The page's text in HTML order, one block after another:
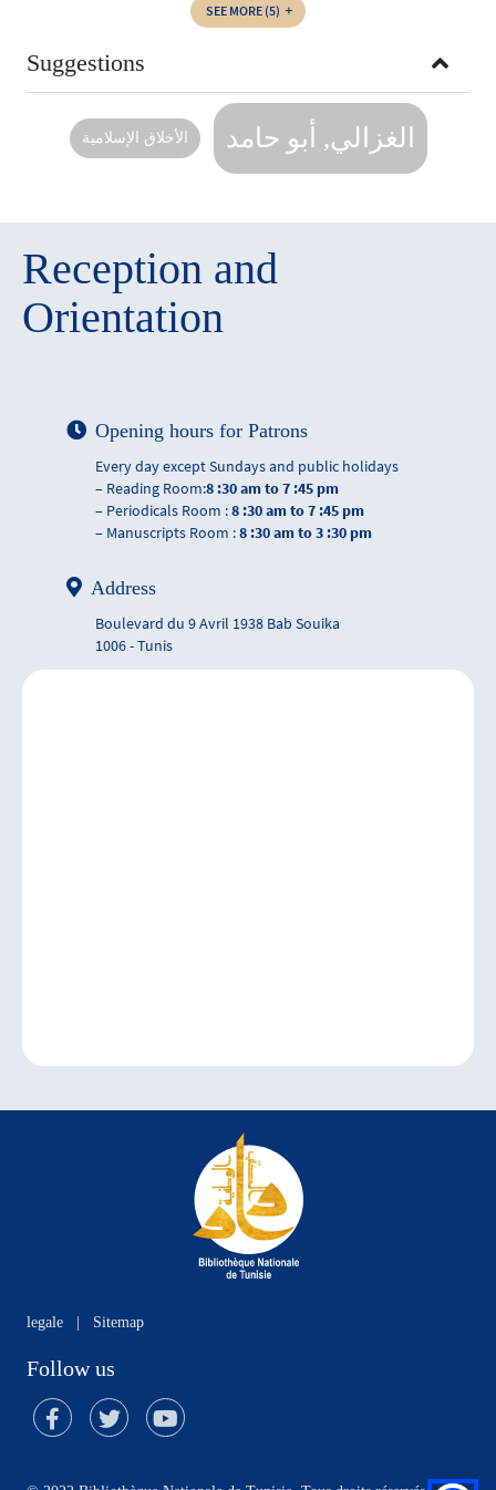
SEE MORE (5)
Suggestions
الأخلاق الإسلامية الغزالي, أبو حامد
Reception and
Orientation
Opening hours for Patrons
Every day except Sundays and public holidays
– Reading Room:8 :30 am to 7 :45 pm
– Periodicals Room :8 :30 am to 7 :45 pm
– Manuscripts Room :8 :30 am to 3 :30 pm
Address
Boulevard du 9 Avril 1938 Bab Souika
1006 - Tunis
legale Sitemap
Follow us